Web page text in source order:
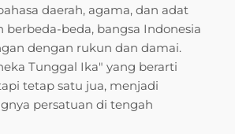
daerah, agama, dan adat
berbeda-beda, bangsa Indonesia
dengan rukun dan damai.
Tunggal Ika" yang berarti
tetap satu jua, menjadi
persatuan di tengah